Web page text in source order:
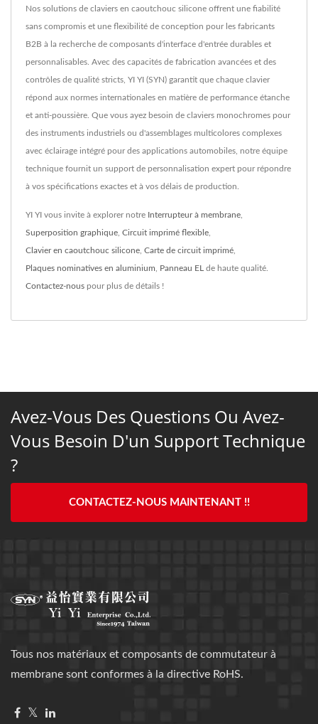
Nos solutions de claviers en caoutchouc silicone offrent une fiabilité
sans compromis et une flexibilité de conception pour les fabricants
B2B à la recherche de composants d'interface d'entrée durables et
personnalisables. Avec des capacités de fabrication avancées et des
contrôles de qualité stricts, YI YI (SYN) garantit que chaque clavier
répond aux normes internationales en matière de performance étanche
et anti-poussière. Que vous ayez besoin de claviers monochromes pour
des instruments industriels ou d'assemblages multicolores complexes
avec éclairage intégré pour des applications automobiles, notre équipe
technique fournit un support de personnalisation expert pour répondre
à vos spécifications exactes et à vos délais de production.
YI YI vous invite à explorer notre Interrupteur à membrane
Superposition graphique Circuit imprimé flexible
Clavier en caoutchouc silicone Carte de circuit imprimé
Plaques nominatives en aluminium Panneau EL de haute qualité.
Contactez-nous pour plus de détails !
Avez-Vous Des Questions Ou Avez-
Vous Besoin D'un Support Technique
?
CONTACTEZ-NOUS MAINTENANT !!
Tous nos matériaux et composants de commutateur à
membrane sont conformes à la directive RoHS.